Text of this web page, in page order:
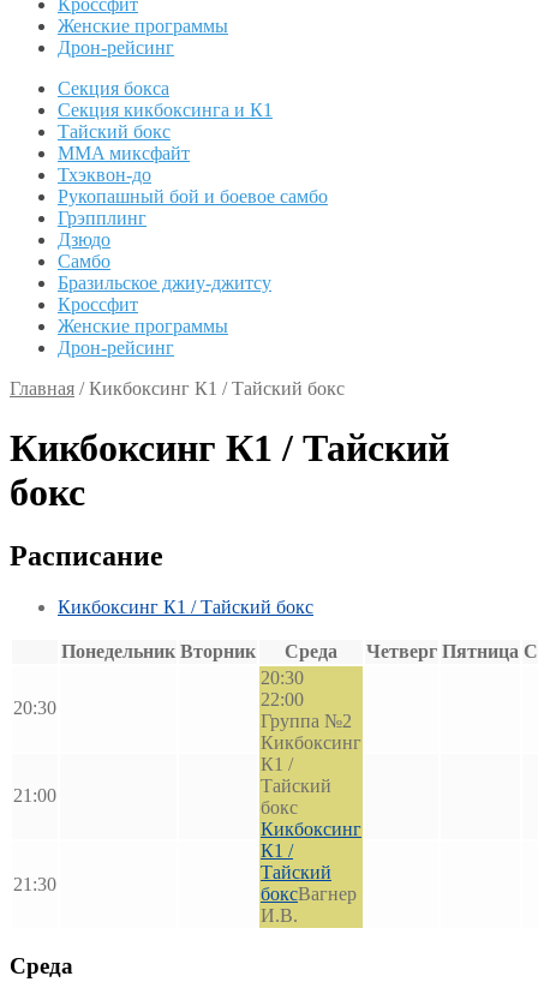
Кроссфит
Женские программы
Дрон-рейсинг
Секция бокса
Секция кикбоксинга и К1
Тайский бокс
MMA миксфайт
Тхэквон-до
Рукопашный бой и боевое самбо
Грэпплинг
Дзюдо
Самбо
Бразильское джиу-джитсу
Кроссфит
Женские программы
Дрон-рейсинг
Главная /Кикбоксинг К1 / Тайский бокс
Кикбоксинг К1 / Тайский
бокс
Расписание
Кикбоксинг К1 / Тайский бокс
Понедельник Вторник Среда Четверг Пятница
20:30
20:30
22:00
Группа №2
Кикбоксинг
К1 /
Тайский
бокс
Кикбоксинг
К1 /
Тайский
боксВагнер
И.В.
21:00
21:30
Среда